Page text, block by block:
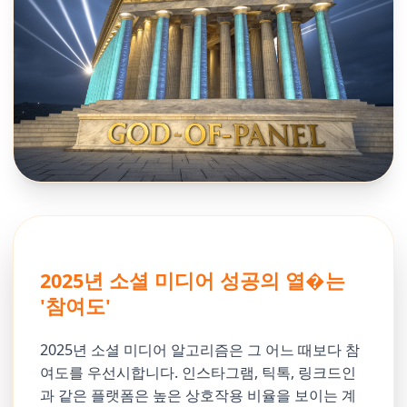
2025년 소셜 미디어 성공의 열�는
'참여도'
2025년 소셜 미디어 알고리즘은 그 어느 때보다 참
여도를 우선시합니다. 인스타그램, 틱톡, 링크드인
과 같은 플랫폼은 높은 상호작용 비율을 보이는 계